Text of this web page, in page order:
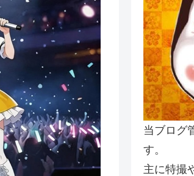
当ブログ
す。
主に特撮